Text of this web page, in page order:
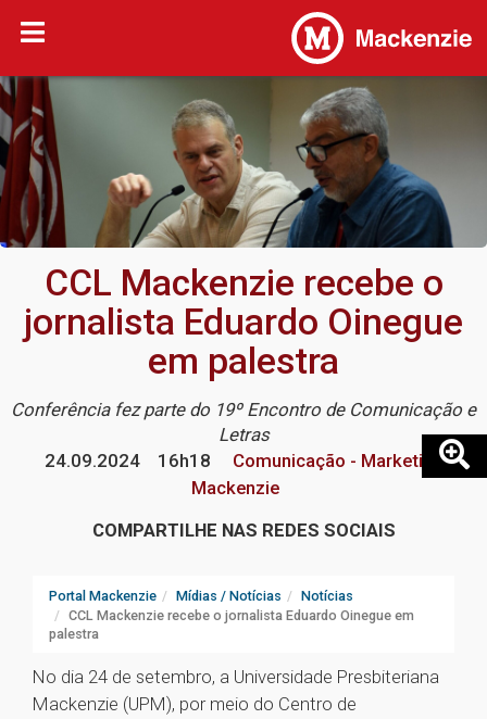
CCL Mackenzie recebe o
jornalista Eduardo Oinegue
em palestra
Conferência fez parte do 19º Encontro de Comunicação e
Letras
24.09.2024
16h18
Comunicação - Marketing
Mackenzie
COMPARTILHE NAS REDES SOCIAIS
Portal Mackenzie Mídias / Notícias
Notícias
CCL Mackenzie recebe o jornalista Eduardo Oinegue em
palestra
No dia 24 de setembro, a Universidade Presbiteriana
Mackenzie (UPM), por meio do Centro de